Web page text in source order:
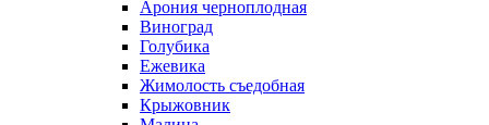
Арония черноплодная
Виноград
Голубика
Ежевика
Жимолость съедобная
Крыжовник